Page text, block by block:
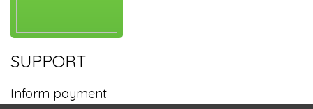
SUPPORT
Inform payment